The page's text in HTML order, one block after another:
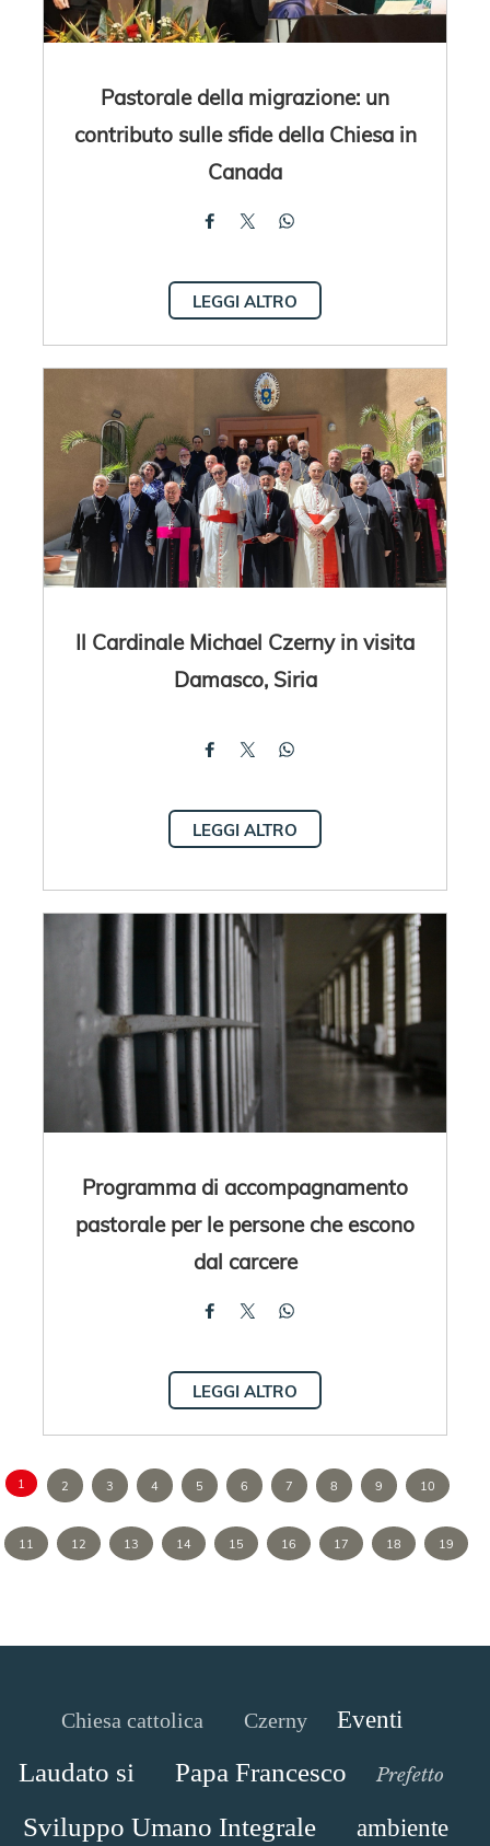
Pastorale della migrazione: un
contributo sulle sfide della Chiesa in
Canada
LEGGI ALTRO
Il Cardinale Michael Czerny in visita
Damasco, Siria
LEGGI ALTRO
Programma di accompagnamento
pastorale per le persone che escono
dal carcere
LEGGI ALTRO
1 2 3 4 5 6 7 8 9 10
11 12 13 14 15 16 17 18 19
Chiesa cattolica Czerny Eventi
Laudato si Papa Francesco Prefetto
Sviluppo Umano Integrale ambiente